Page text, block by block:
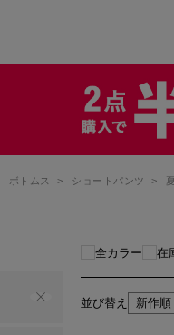
ボトムス > ショートパンツ >
全カラー 在
並び替え